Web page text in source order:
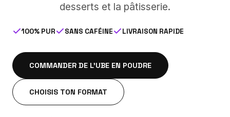
desserts et la pâtisserie.
100% PUR SANS CAFÉINE LIVRAISON RAPIDE
COMMANDER DE L'UBE EN POUDRE
CHOISIS TON FORMAT